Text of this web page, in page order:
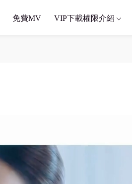
免費MV VIP下載權限介紹